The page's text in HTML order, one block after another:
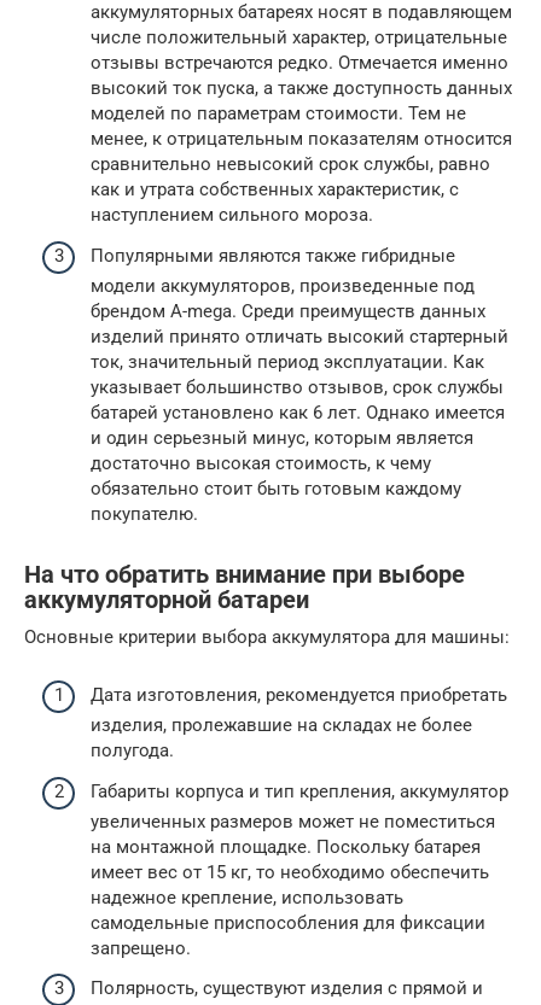
аккумуляторных батареях носят в подавляющем
числе положительный характер, отрицательные
отзывы встречаются редко. Отмечается именно
высокий ток пуска, а также доступность данных
моделей по параметрам стоимости. Тем не
менее, к отрицательным показателям относится
сравнительно невысокий срок службы, равно
как и утрата собственных характеристик, с
наступлением сильного мороза.
Популярными являются также гибридные
модели аккумуляторов, произведенные под
брендом A-mega. Среди преимуществ данных
изделий принято отличать высокий стартерный
ток, значительный период эксплуатации. Как
указывает большинство отзывов, срок службы
батарей установлено как 6 лет. Однако имеется
и один серьезный минус, которым является
достаточно высокая стоимость, к чему
обязательно стоит быть готовым каждому
покупателю.
На что обратить внимание при выборе
аккумуляторной батареи
Основные критерии выбора аккумулятора для машины:
Дата изготовления, рекомендуется приобретать
изделия, пролежавшие на складах не более
полугода.
Габариты корпуса и тип крепления, аккумулятор
увеличенных размеров может не поместиться
на монтажной площадке. Поскольку батарея
имеет вес от 15 кг, то необходимо обеспечить
надежное крепление, использовать
самодельные приспособления для фиксации
запрещено.
Полярность, существуют изделия с прямой и